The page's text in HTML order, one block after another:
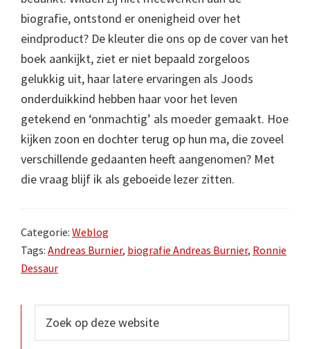
biografie, ontstond er onenigheid over het
eindproduct? De kleuter die ons op de cover van het
boek aankijkt, ziet er niet bepaald zorgeloos
gelukkig uit, haar latere ervaringen als Joods
onderduikkind hebben haar voor het leven
getekend en ‘onmachtig’ als moeder gemaakt. Hoe
kijken zoon en dochter terug op hun ma, die zoveel
verschillende gedaanten heeft aangenomen? Met
die vraag blijf ik als geboeide lezer zitten.
Categorie: Weblog
Tags: Andreas Burnier, biografie Andreas Burnier, Ronnie
Dessaur
Primaire
Sidebar
op